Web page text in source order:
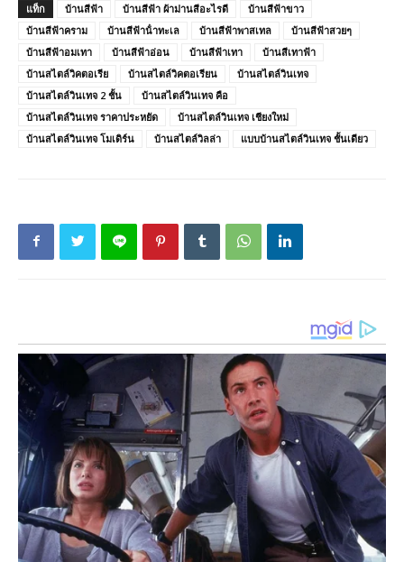
แท็ก บ้านสีฟ้า บ้านสีฟ้า ผ้าม่านสีอะไรดี
บ้านสีฟ้าขาว
บ้านสีฟ้าคราม
บ้านสีฟ้าน้ําทะเล บ้านสีฟ้าพาสเทล
บ้านสีฟ้าสวยๆ
บ้านสีฟ้าอมเทา
บ้านสีฟ้าอ่อน บ้านสีฟ้าเทา
บ้านสีเทาฟ้า
บ้านสไตล์วิคตอเรีย
บ้านสไตล์วิคตอเรียน
บ้านสไตล์วินเทจ
บ้านสไตล์วินเทจ 2 ชั้น
บ้านสไตล์วินเทจ คือ
บ้านสไตล์วินเทจ ราคาประหยัด
บ้านสไตล์วินเทจ เชียงใหม่
บ้านสไตล์วินเทจ โมเดิร์น
บ้านสไตล์วิลล่า แบบบ้านสไตล์วินเทจ ชั้นเดียว